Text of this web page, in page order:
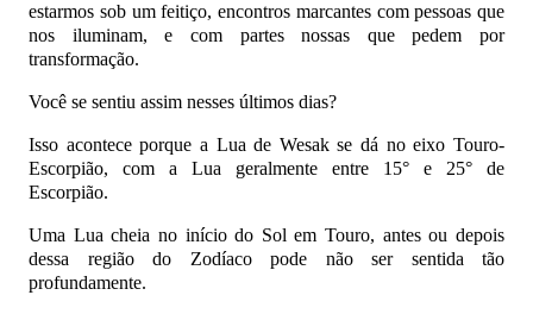
estarmos sob um feitiço, encontros marcantes com pessoas que
nos iluminam, e com partes nossas que pedem por
transformação.
Você se sentiu assim nesses últimos dias?
Isso acontece porque a Lua de Wesak se dá no eixo Touro-
Escorpião, com a Lua geralmente entre 15° e 25° de
Escorpião.
Uma Lua cheia no início do Sol em Touro, antes ou depois
dessa região do Zodíaco pode não ser sentida tão
profundamente.